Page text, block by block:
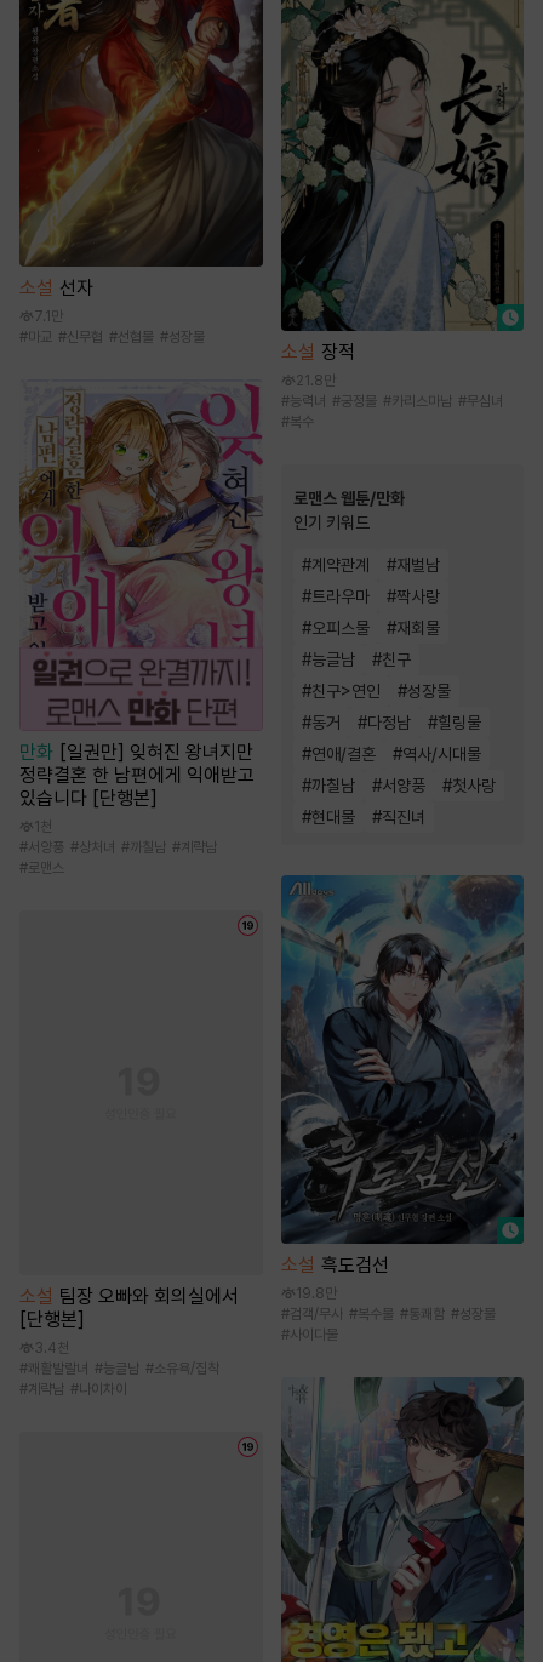
소설 선자
7.1만
#마교 #신무협 #선협물 #성장물
만화
[일권만] 잊혀진 왕녀지만
정략결혼 한 남편에게 익애받고
있습니다 [단행본]
1천
#서양풍 #상처녀 #까칠남 # 계략남
#로맨스
소설 팀장 오빠와 회의실에서
[단행본]
3.4천
#쾌활발랄녀 #능글남 #소유욕/집착
# 계략남 #나이차이
소설 장적
21.8만
#능력녀 #궁정물 #카리스마남 #무심녀
#복수
로맨스 웹툰/만화
인기 키워드
#계약관계 #재벌남
#트라우마 #짝사랑
#오피스물 #재회물
#능글남 #친구
#친구>연인 #성장물
#동거 #다정남 #힐링물
#연애/결혼 #역사/시대물
#까칠남 #서양풍 #첫사랑
#현대물 #직진녀
소설 흑도검선
19.8만
#검객/무사 #복수물 #통쾌함 #성장물
#사이다물